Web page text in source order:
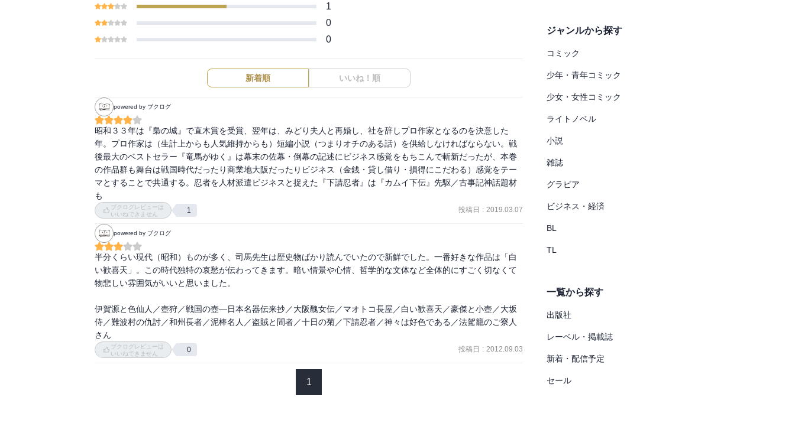
1
0
0
新着順 いいね！順
powered by ブクログ
昭和３３年は『梟の城』で直木賞を受賞、翌年は、みどり夫人と再婚し、社を辞しプロ作家となるのを決意した
年。プロ作家は（生計上からも人気維持からも）短編小説（つまりオチのある話）を供給しなければならない。戦
後最大のベストセラー『竜馬がゆく』は幕末の佐幕・倒幕の記述にビジネス感覚をもちこんで斬新だったが、本巻
の作品群も舞台は戦国時代だったり商業地大阪だったりビジネス（金銭・貸し借り・損得にこだわる）感覚をテー
マとすることで共通する。忍者を人材派遣ビジネスと捉えた『下請忍者』は『カムイ下伝』先駆／古事記神話題材
も
ブクログレビューは
いいねできません
1 投稿日 : 2019.03.07
powered by ブクログ
半分くらい現代（昭和）ものが多く、司馬先生は歴史物ばかり読んでいたので新鮮でした。一番好きな作品は「白
い歓喜天」。この時代独特の哀愁が伝わってきます。暗い情景や心情、哲学的な文体など全体的にすごく切なくて
物悲しい雰囲気がいいと思いました。
伊賀源と色仙人／壺狩／戦国の壺―日本名器伝来抄／大阪醜女伝／マオトコ長屋／白い歓喜天／豪傑と小壺／大坂
侍／難波村の仇討／和州長者／泥棒名人／盗賊と間者／十日の菊／下請忍者／神々は好色である／法駕籠のご寮人
さん
ブクログレビューは
いいねできません
0 投稿日 : 2012.09.03
1
ジャンルから探す
コミック
少年・青年コミック
少女・女性コミック
ライトノベル
小説
雑誌
グラビア
ビジネス・経済
BL
TL
一覧から探す
出版社
レーベル・掲載誌
新着・配信予定
セール